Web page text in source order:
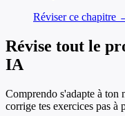
Réviser ce chapitre
Révise tout le
IA
Comprendo s'adapte à ton
corrige tes exercices pas à